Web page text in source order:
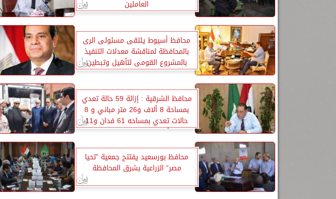
العاملين
محافظ أسيوط يلتقى مسئولى الرى
بالمحافظة لمناقشة معدلات التنفيذ
بالمشروع القومى لتأهيل وتبطين
الترع
محافظ الشرقية : إزالة 59 حالة تعدي
بمساحة 8 ألاف و26 متر مباني و 8
حالات تعدي بمساحه 61 فدان و11
قيراط أرض زراعية بنطاق المحافظة
محافظ بورسعيد يفتتح جمعية ”تحيا
مصر” الزراعية بشرق المحافظة